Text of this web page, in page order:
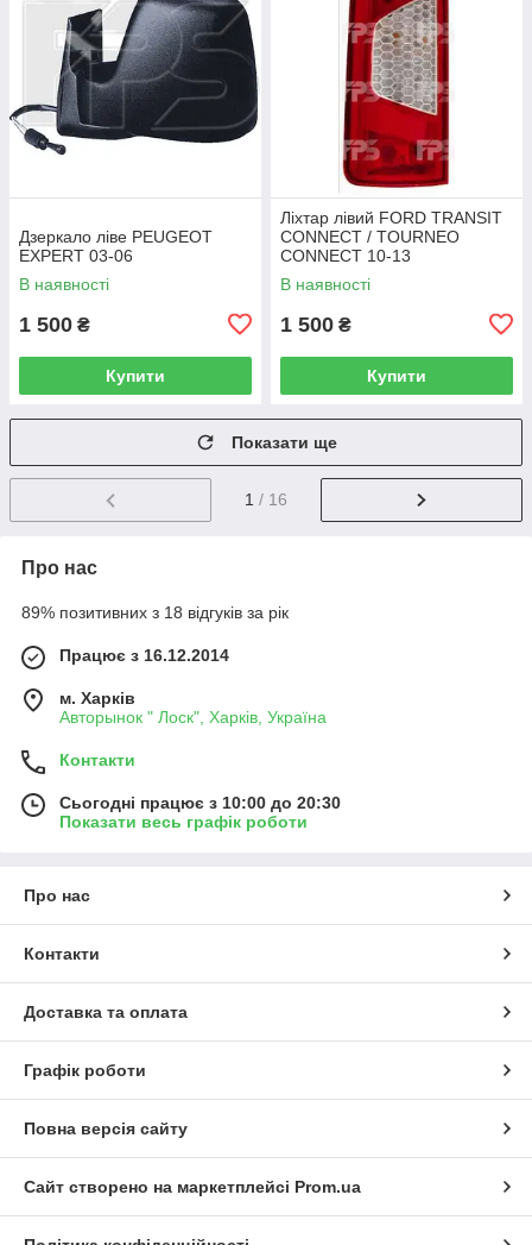
Дзеркало ліве PEUGEOT
EXPERT 03-06
В наявності
1 500 ₴
Купити
Ліхтар лівий FORD TRANSIT
CONNECT / TOURNEO
CONNECT 10-13
В наявності
1 500 ₴
Купити
Показати ще
1 / 16
Про нас
89% позитивних з 18 відгуків за рік
Працює з 16.12.2014
м. Харків
Авторынок " Лоск", Харків, Україна
Контакти
Сьогодні працює з 10:00 до 20:30
Показати весь графік роботи
Про нас
Контакти
Доставка та оплата
Графік роботи
Повна версія сайту
Сайт створено на маркетплейсі Prom.ua